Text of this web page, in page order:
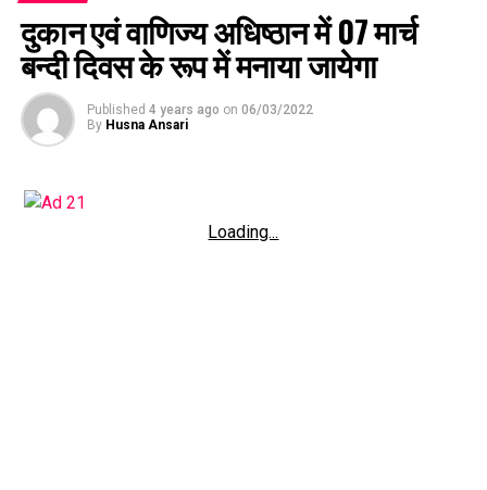
दुकान एवं वाणिज्य अधिष्ठान में 07 मार्च
बन्दी दिवस के रूप में मनाया जायेगा
Published 4 years ago on 06/03/2022
By Husna Ansari
Loading...